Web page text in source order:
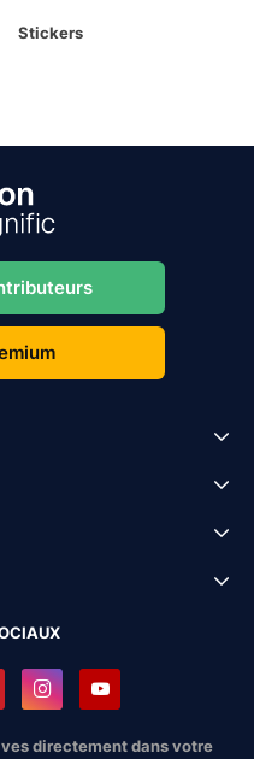
Stickers
directement dans votre